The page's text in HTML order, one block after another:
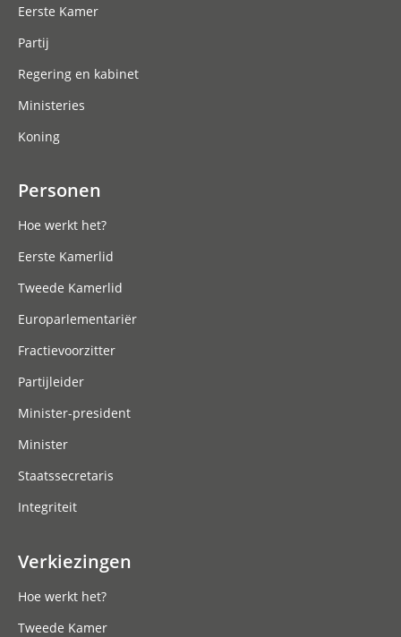
Eerste Kamer
Partij
Regering en kabinet
Ministeries
Koning
Personen
Hoe werkt het?
Eerste Kamerlid
Tweede Kamerlid
Europarlementariër
Fractievoorzitter
Partijleider
Minister-president
Minister
Staatssecretaris
Integriteit
Verkiezingen
Hoe werkt het?
Tweede Kamer